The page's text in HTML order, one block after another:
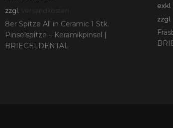
zzgl. Versandkosten
8er Spitze All in Ceramic 1 Stk.
Pinselspitze – Keramikpinsel |
BRIEGELDENTAL
exkl.
zzgl.